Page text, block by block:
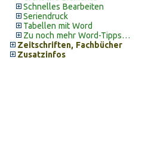
Schnelles Bearbeiten
Seriendruck
Tabellen mit Word
Zu noch mehr Word-Tipps…
Zeitschriften, Fachbücher
Zusatzinfos